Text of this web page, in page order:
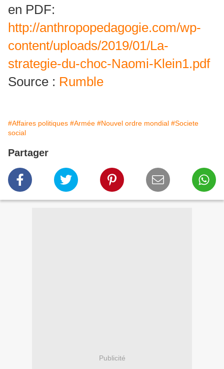
en PDF:
http://anthropopedagogie.com/wp-
content/uploads/2019/01/La-
strategie-du-choc-Naomi-Klein1.pdf
Source : Rumble
#Affaires politiques #Armée #Nouvel ordre mondial #Societe
social
Partager
Publicité